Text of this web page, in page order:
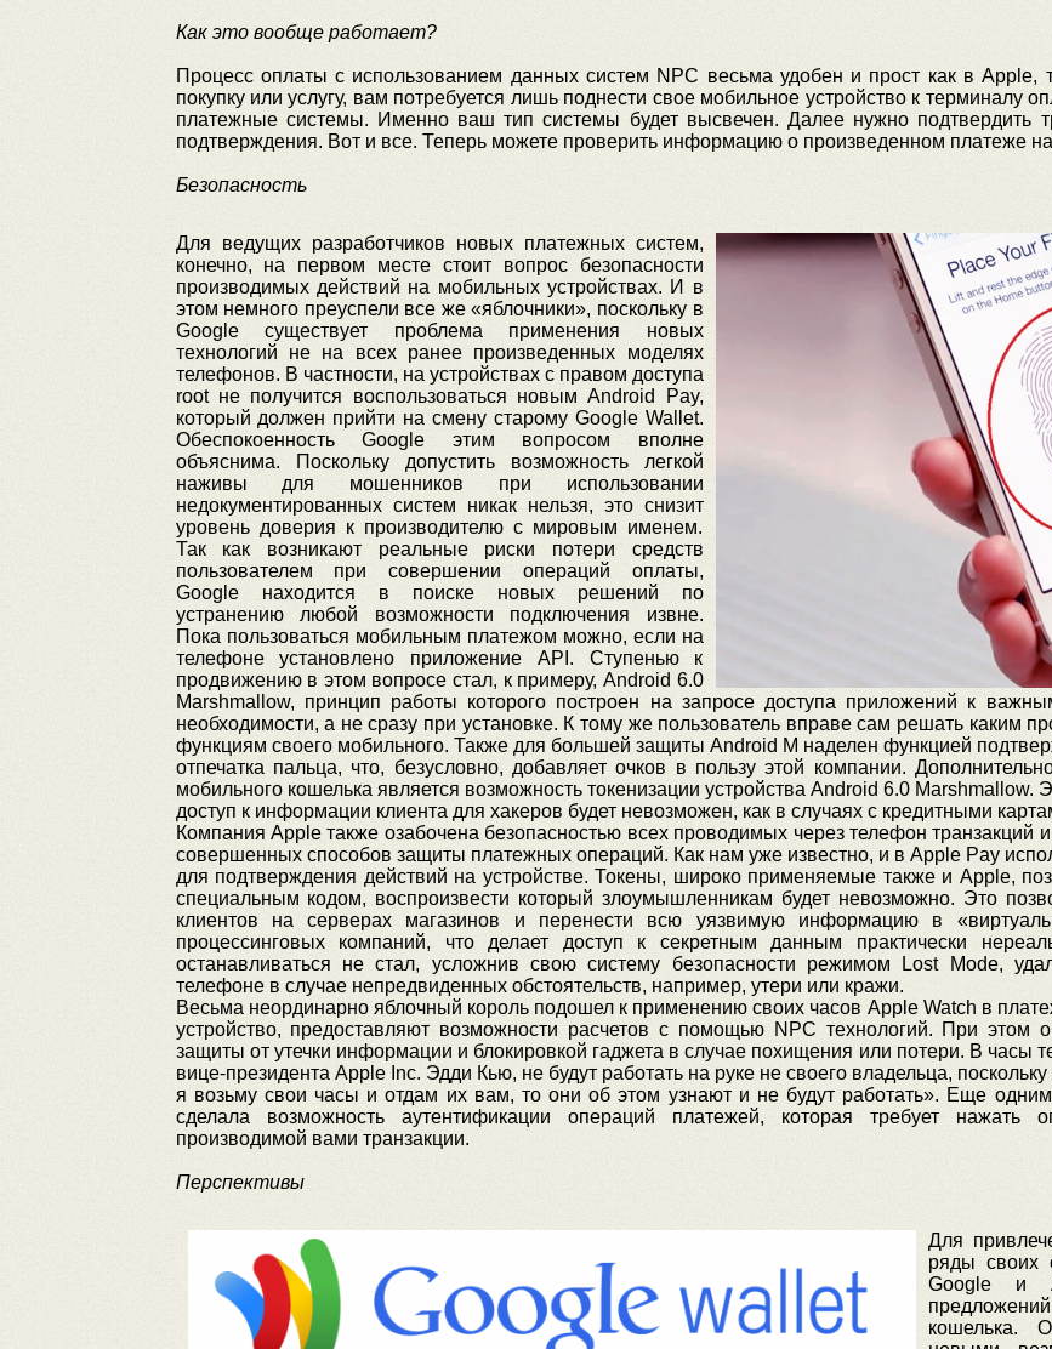
Как это вообще работает?
Процесс оплаты с использованием данных систем NPC весьма удобен и прост как в
покупку или услугу, вам потребуется лишь поднести свое мобильное устройство к
платежные системы. Именно ваш тип системы будет высвечен. Далее нужно подтвердить
подтверждения. Вот и все. Теперь можете проверить информацию о произведенном платеже
Безопасность
Для ведущих разработчиков новых платежных систем,
конечно, на первом месте стоит вопрос безопасности
производимых действий на мобильных устройствах. И в
этом немного преуспели все же «яблочники», поскольку в
Google существует проблема применения новых
технологий не на всех ранее произведенных моделях
телефонов. В частности, на устройствах с правом доступа
root не получится воспользоваться новым Android Pay,
который должен прийти на смену старому Google Wallet.
Обеспокоенность Google этим вопросом вполне
объяснима. Поскольку допустить возможность легкой
наживы для мошенников при использовании
недокументированных систем никак нельзя, это снизит
уровень доверия к производителю с мировым именем.
Так как возникают реальные риски потери средств
пользователем при совершении операций оплаты,
Google находится в поиске новых решений по
устранению любой возможности подключения извне.
Пока пользоваться мобильным платежом можно, если на
телефоне установлено приложение API. Ступенью к
продвижению в этом вопросе стал, к примеру, Android 6.0
Marshmallow, принцип работы которого построен на запросе доступа приложений к
необходимости, а не сразу при установке. К тому же пользователь вправе сам решать каким
функциям своего мобильного. Также для большей защиты Android M наделен функцией
отпечатка пальца, что, безусловно, добавляет очков в пользу этой компании.
мобильного кошелька является возможность токенизации устройства Android 6.0 Marshmallow.
доступ к информации клиента для хакеров будет невозможен, как в случаях с кредитными
Компания Apple также озабочена безопасностью всех проводимых через телефон транзакций
совершенных способов защиты платежных операций. Как нам уже известно, и в Apple Pay
для подтверждения действий на устройстве. Токены, широко применяемые также и Apple,
специальным кодом, воспроизвести который злоумышленникам будет невозможно. Это
клиентов на серверах магазинов и перенести всю уязвимую информацию в
процессинговых компаний, что делает доступ к секретным данным практически
останавливаться не стал, усложнив свою систему безопасности режимом Lost Mode,
телефоне в случае непредвиденных обстоятельств, например, утери или кражи.
Весьма неординарно яблочный король подошел к применению своих часов Apple Watch в
устройство, предоставляют возможности расчетов с помощью NPC технологий. При
защиты от утечки информации и блокировкой гаджета в случае похищения или потери. В часы
вице-президента Apple Inc. Эдди Кью, не будут работать на руке не своего владельца,
я возьму свои часы и отдам их вам, то они об этом узнают и не будут работать». Еще
сделала возможность аутентификации операций платежей, которая требует нажать
производимой вами транзакции.
Перспективы
Для
ряды своих
Google и
кошелька.